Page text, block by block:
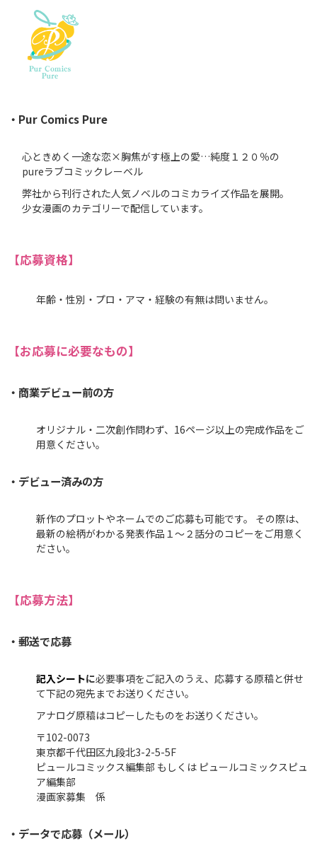
・Pur Comics Pure
心ときめく一途な恋×胸焦がす極上の愛…純度１２０％の
pureラブコミックレーベル
弊社から刊行された人気ノベルのコミカライズ作品を展開。
少女漫画のカテゴリーで配信しています。
【応募資格】
年齢・性別・プロ・アマ・経験の有無は問いません。
【お応募に必要なもの】
・商業デビュー前の方
オリジナル・二次創作問わず、16ページ以上の完成作品をご
用意ください。
・デビュー済みの方
新作のプロットやネームでのご応募も可能です。 その際は、
最新の絵柄がわかる発表作品１〜２話分のコピーをご用意く
ださい。
【応募方法】
・郵送で応募
記入シートに必要事項をご記入のうえ、応募する原稿と併せ
て下記の宛先までお送りください。
アナログ原稿はコピーしたものをお送りください。
〒102-0073
東京都千代田区九段北3-2-5-5F
ピュールコミックス編集部 もしくは ピュールコミックスピュ
ア編集部
漫画家募集 係
・データで応募（メール）